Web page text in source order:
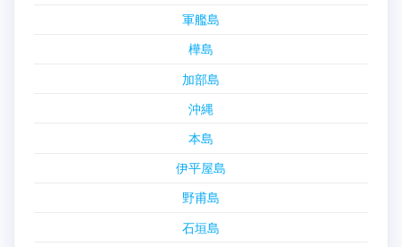
軍艦島
樺島
加部島
沖縄
本島
伊平屋島
野甫島
石垣島